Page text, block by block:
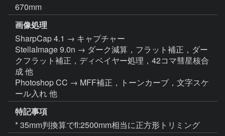
670mm
画像処理
SharpCap 4.1 → キャプチャー
StellaImage 9.0n → ダーク減算，フラット補正，ダー
クフラット補正，ディベイヤー処理，42コマ彗星核合
成 他
Photoshop CC → MFF補正，トーンカーブ，文字スケ
ール入れ 他
特記事項
* 35mm判換算でfl:2500mm相当に正方形トリミング